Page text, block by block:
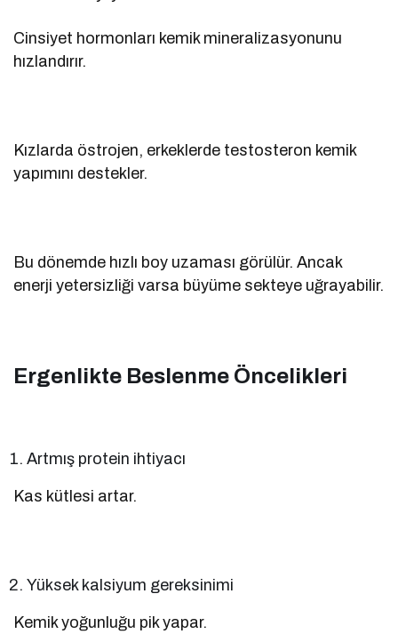
Cinsiyet hormonları kemik mineralizasyonunu
hızlandırır.
Kızlarda östrojen, erkeklerde testosteron kemik
yapımını destekler.
Bu dönemde hızlı boy uzaması görülür. Ancak
enerji yetersizliği varsa büyüme sekteye uğrayabilir.
Ergenlikte Beslenme Öncelikleri
Artmış protein ihtiyacı
Kas kütlesi artar.
Yüksek kalsiyum gereksinimi
Kemik yoğunluğu pik yapar.